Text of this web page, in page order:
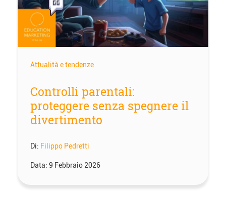
Attualità e tendenze
Controlli parentali:
proteggere senza spegnere il
divertimento
Di: Filippo Pedretti
Data: 9 Febbraio 2026